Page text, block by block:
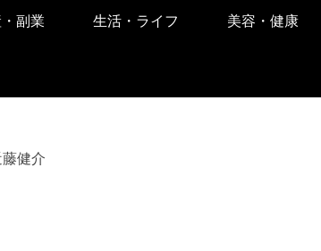
副業 生活・ライフ 美容・健康
健介